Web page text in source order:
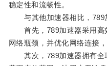
稳定性和流畅性。
与其他加速器相比，789
首先，789加速器采用高
网络瓶颈，并优化网络连接
其次，789加速器拥有全